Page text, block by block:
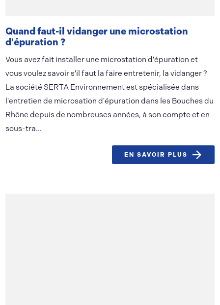
Quand faut-il vidanger une microstation
d'épuration ?
Vous avez fait installer une microstation d'épuration et
vous voulez savoir s'il faut la faire entretenir, la vidanger ?
La société SERTA Environnement est spécialisée dans
l'entretien de microsation d'épuration dans les Bouches du
Rhône depuis de nombreuses années, à son compte et en
sous-tra...
EN SAVOIR PLUS